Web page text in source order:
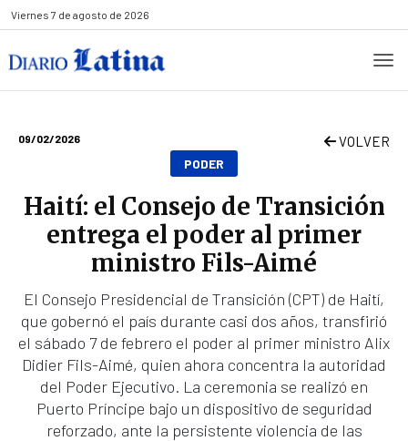
Viernes 7 de agosto de 2026
09/02/2026 VOLVER
PODER
Haití: el Consejo de Transición
entrega el poder al primer
ministro Fils-Aimé
El Consejo Presidencial de Transición (CPT) de Haití,
que gobernó el país durante casi dos años, transfirió
el sábado 7 de febrero el poder al primer ministro Alix
Didier Fils-Aimé, quien ahora concentra la autoridad
del Poder Ejecutivo. La ceremonia se realizó en
Puerto Príncipe bajo un dispositivo de seguridad
reforzado, ante la persistente violencia de las